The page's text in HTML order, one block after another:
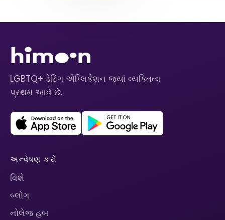
LGBTQ+ ડેટિંગ એપ્લિકેશન જ્યાં વ્યક્તિત્વ
પ્રથમ આવે છે.
અન્વેષણ કરો
વિશે
બ્લોગ
નોલેજ હબ